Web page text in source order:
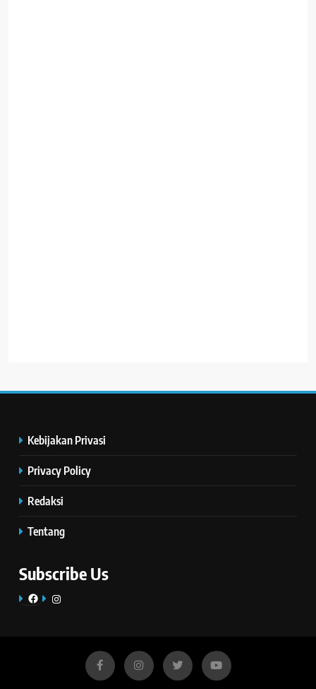
Kebijakan Privasi
Privacy Policy
Redaksi
Tentang
Subscribe Us
FacebookInstagram